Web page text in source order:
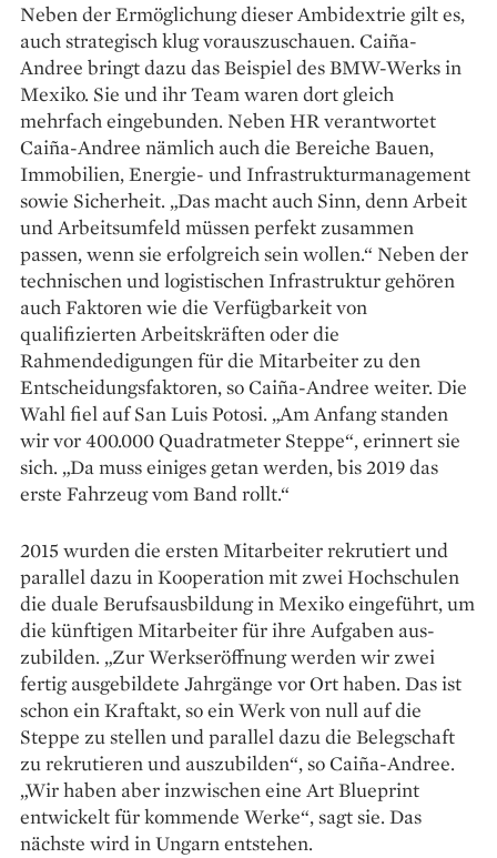
Neben der Ermöglichung dieser Ambidextrie gilt es,
auch ­strategisch klug vorauszuschauen. ­Caiña-
Andree bringt dazu das Beispiel des BMW-Werks in
Mexiko. Sie und ihr Team waren dort gleich
mehrfach eingebunden. Neben HR verantwortet
Caiña-Andree nämlich auch die Bereiche Bauen,
Immobilien, Energie- und Infrastrukturmanagement
sowie Sicherheit. „Das macht auch Sinn, denn Arbeit
und Arbeitsumfeld müssen perfekt zusammen
passen, wenn sie erfolgreich sein wollen.“ Neben der
technischen und logistischen Infrastruktur gehören
auch Faktoren wie die Verfügbarkeit von
qualifizierten Arbeitskräften oder die
Rahmendedigungen für die Mitarbeiter zu den
Entscheidungsfaktoren, so Caiña-Andree weiter. Die
Wahl fiel auf San Luis Potosi. „Am Anfang standen
wir vor 400.000 Quadratmeter Steppe“, erinnert sie
sich. „Da muss einiges getan werden, bis 2019 das
erste Fahrzeug vom Band rollt.“
2015 wurden die ersten Mitarbeiter rekrutiert und
parallel dazu in Kooperation mit zwei Hochschulen
die duale Berufsausbildung in Mexiko eingeführt, um
die künftigen Mitarbeiter für ihre Aufgaben aus­
zubilden. „Zur Werkseröffnung werden wir zwei
fertig ausgebildete Jahrgänge vor Ort haben. Das ist
schon ein Kraftakt, so ein Werk von null auf die
Steppe zu stellen und ­parallel dazu die Belegschaft
zu rekrutieren und auszubilden“, so Caiña-Andree.
„Wir haben aber inzwischen eine Art Blueprint
entwickelt für kommende Werke“, sagt sie. Das
nächste wird in Ungarn entstehen.